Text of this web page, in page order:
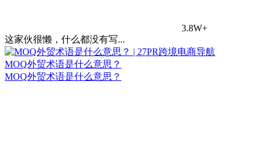
3.8W+
这家伙很懒，什么都没有写...
MOQ外贸术语是什么意思？
MOQ外贸术语是什么意思？